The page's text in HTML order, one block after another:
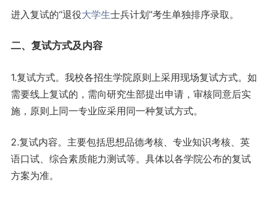
进入复试的“退役大学生士兵计划”考生单独排序录取。
二、复试方式及内容
1.复试方式。我校各招生学院原则上采用现场复试方式。如
需要线上复试的，需向研究生部提出申请，审核同意后实
施，原则上同一专业应采用同一种复试方式。
2.复试内容。主要包括思想品德考核、专业知识考核、英
语口试、综合素质能力测试等。具体以各学院公布的复试
方案为准。